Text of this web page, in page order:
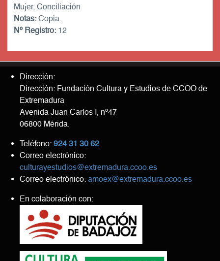
Mujer, Conciliación
Notas:Copia.
Nº Registro:12
Dirección:
Dirección: Fundación Cultura y Estudios de CCOO de
Extremadura
Avenida Juan Carlos I, nº47
06800 Mérida.
Teléfono: 924 31 30 62
Correo electrónico:
culturayestudios@extremadura.ccoo.es
Correo electrónico: amoex@extremadura.ccoo.es
En colaboración con: